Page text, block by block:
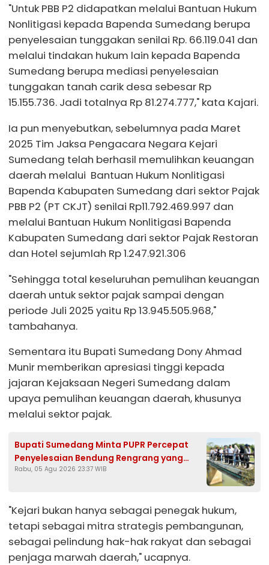
"Untuk PBB P2 didapatkan melalui Bantuan Hukum
Nonlitigasi kepada Bapenda Sumedang berupa
penyelesaian tunggakan senilai Rp. 66.119.041 dan
melalui tindakan hukum lain kepada Bapenda
Sumedang berupa mediasi penyelesaian
tunggakan tanah carik desa sebesar Rp
15.155.736. Jadi totalnya Rp 81.274.777," kata Kajari.
Ia pun menyebutkan, sebelumnya pada Maret
2025 Tim Jaksa Pengacara Negara Kejari
Sumedang telah berhasil memulihkan keuangan
daerah melalui Bantuan Hukum Nonlitigasi
Bapenda Kabupaten Sumedang dari sektor Pajak
PBB P2 (PT CKJT) senilai Rp11.792.469.997 dan
melalui Bantuan Hukum Nonlitigasi Bapenda
Kabupaten Sumedang dari sektor Pajak Restoran
dan Hotel sejumlah Rp 1.247.921.306
"Sehingga total keseluruhan pemulihan keuangan
daerah untuk sektor pajak sampai dengan
periode Juli 2025 yaitu Rp 13.945.505.968,"
tambahanya.
Sementara itu Bupati Sumedang Dony Ahmad
Munir memberikan apresiasi tinggi kepada
jajaran Kejaksaan Negeri Sumedang dalam
upaya pemulihan keuangan daerah, khusunya
melalui sektor pajak.
Bupati Sumedang Minta PUPR Percepat
Penyelesaian Bendung Rengrang yang
Belum Berfungsi Optimal
Rabu, 05 Agu 2026 23:37 WIB
"Kejari bukan hanya sebagai penegak hukum,
tetapi sebagai mitra strategis pembangunan,
sebagai pelindung hak-hak rakyat dan sebagai
penjaga marwah daerah," ucapnya.